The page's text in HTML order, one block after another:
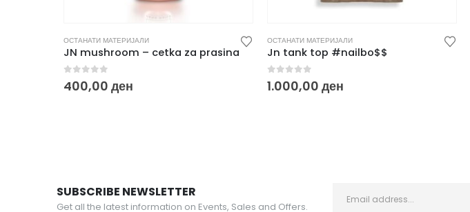
ОСТАНАТИ МАТЕРИЈАЛИ
JN mushroom – cetka za prasina
out of 5
400,00 ден
ОСТАНАТИ МАТЕРИЈАЛИ
Jn tank top #nailbo$$
0 out of 5
1.000,00 ден
SUBSCRIBE NEWSLETTER
Get all the latest information on Events, Sales and Offers.